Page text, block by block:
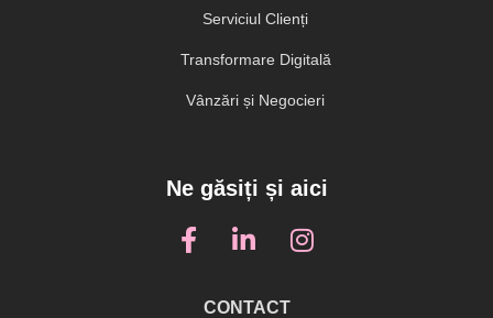
Serviciul Clienți
Transformare Digitală
Vânzări și Negocieri
Ne găsiți și aici
CONTACT